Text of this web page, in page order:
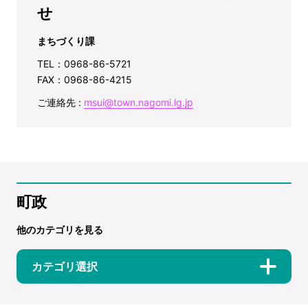
せ
まちづくり課
TEL：0968-86-5721
FAX：0968-86-4215
ご連絡先 : msui@town.nagomi.lg.jp
町政
他のカテゴリを見る
カテゴリ選択